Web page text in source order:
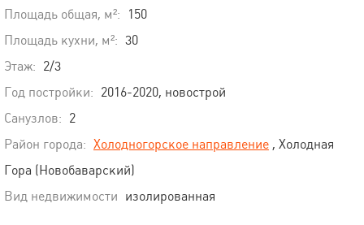
Площадь общая, м²:
150
Площадь кухни, м²: 30
Этаж: 2/3
Год постройки: 2016-2020, новострой
Санузлов: 2
Район города: Холодногорское направление , Холодная
Гора (Новобаварский)
Вид недвижимости изолированная